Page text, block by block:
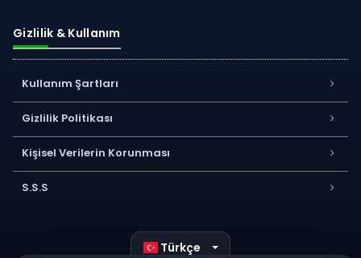
Gizlilik & Kullanım
Kullanım Şartları
Gizlilik Politikası
Kişisel Verilerin Korunması
S.S.S
Türkçe